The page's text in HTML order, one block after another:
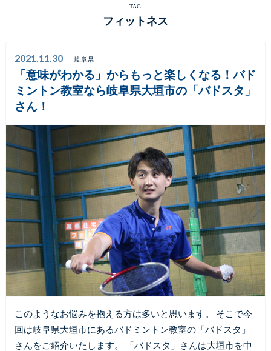
TAG
フィットネス
2021.11.30 岐阜県
「意味がわかる」からもっと楽しくなる！バド
ミントン教室なら岐阜県大垣市の「バドスタ」
さん！
このようなお悩みを抱える方は多いと思います。 そこで今
回は岐阜県大垣市にあるバドミントン教室の「バドスタ」
さんをご紹介いたします。 「バドスタ」さんは大垣市を中